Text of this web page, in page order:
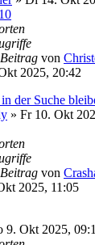
von
2025, 20:42
der Suche
» Fr 10. Okt
von
2025, 11:05
9. Okt 2025,